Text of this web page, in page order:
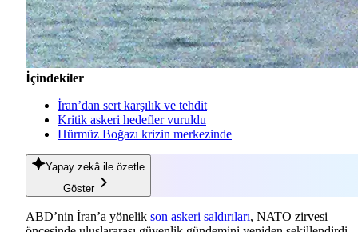
İçindekiler
İran’dan sert karşılık ve tehdit
Kritik askeri hedefler vuruldu
Hürmüz Boğazı krizin merkezinde
Yapay zekâ ile özetle
Göster
ABD’nin İran’a yönelik son askeri saldırıları, NATO zirvesi